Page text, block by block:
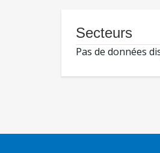
Secteurs
Pas de données